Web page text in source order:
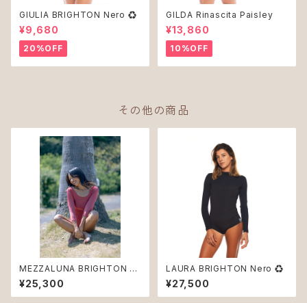
GIULIA BRIGHTON Nero ♻︎
¥9,680
20%OFF
GILDA Rinascita Paisley
¥13,860
10%OFF
その他の商品
MEZZALUNA BRIGHTON La
nd ♻︎
¥25,300
LAURA BRIGHTON Nero ♻︎
¥27,500